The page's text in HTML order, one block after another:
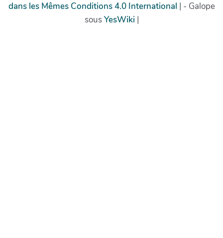
dans les Mêmes Conditions 4.0 International | - Galope
sousYesWiki |